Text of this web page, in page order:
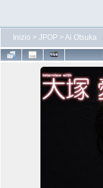
Inizio > JPOP >Ai Otsuka